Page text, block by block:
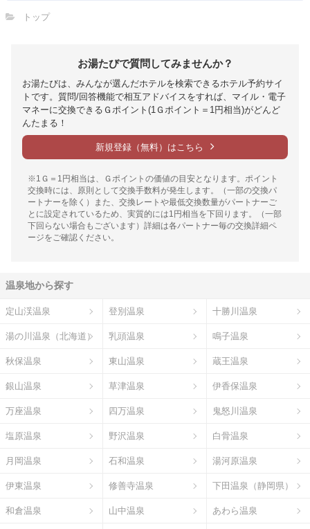
トップ
お湯たびで質問してみませんか？
お湯たびは、みんなが選んだホテルを検索できるホテル予約サイ
トです。質問/回答機能で相互アドバイスをすれば、マイル・電子
マネーに交換できるＧポイント(1Ｇポイント＝1円相当)がどんど
んたまる！
新規登録（無料）はこちら
※1Ｇ＝1円相当は、Ｇポイントの価値の目安となります。ポイント
交換時には、原則として交換手数料が発生します。（一部の交換パ
ートナーを除く）また、交換レートや最低交換数量がパートナーご
とに設定されているため、実質的には1円相当を下回ります。（一部
下回らない場合もございます）詳細は各パートナー毎の交換詳細ペ
ージをご確認ください。
温泉地から探す
定山渓温泉 登別温泉 十勝川温泉
湯の川温泉（北海道） 乳頭温泉 鳴子温泉
秋保温泉 東山温泉 蔵王温泉
銀山温泉 草津温泉 伊香保温泉
万座温泉 四万温泉 鬼怒川温泉
塩原温泉 野沢温泉 白骨温泉
月岡温泉 石和温泉 湯河原温泉
伊東温泉 修善寺温泉 下田温泉（静岡県）
和倉温泉 山中温泉 あわら温泉